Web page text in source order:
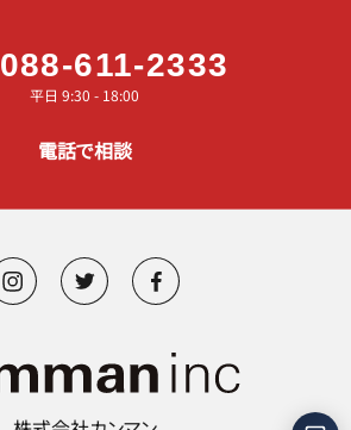
088-611-2333
平日 9:30 - 18:00
電話で相談